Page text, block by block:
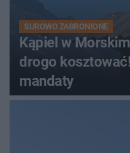
SUROWO ZABRONIONE
Kąpiel w
drogo
mandaty